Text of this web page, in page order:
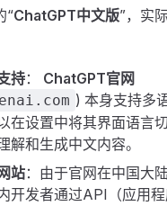
“ChatGPT中文版”，实
持： ChatGPT官网
) 本身支持多
在设置中将其界面语言
解和生成中文内容。
站：由于官网在中国大
开发者通过API（应用